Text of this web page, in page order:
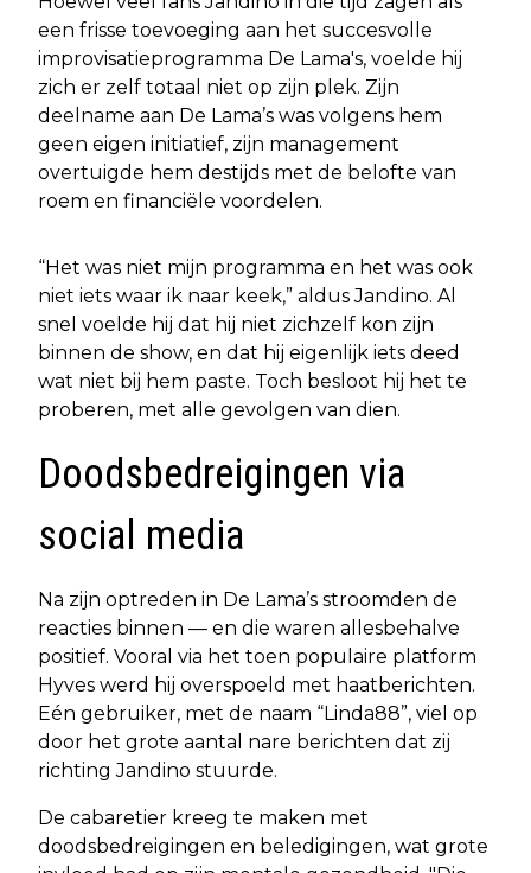
een frisse toevoeging aan het succesvolle
improvisatieprogramma De Lama's, voelde hij
zich er zelf totaal niet op zijn plek. Zijn
deelname aan De Lama’s was volgens hem
geen eigen initiatief, zijn management
overtuigde hem destijds met de belofte van
roem en financiële voordelen.
“Het was niet mijn programma en het was ook
niet iets waar ik naar keek,” aldus Jandino. Al
snel voelde hij dat hij niet zichzelf kon zijn
binnen de show, en dat hij eigenlijk iets deed
wat niet bij hem paste. Toch besloot hij het te
proberen, met alle gevolgen van dien.
Doodsbedreigingen via
social media
Na zijn optreden in De Lama’s stroomden de
reacties binnen — en die waren allesbehalve
positief. Vooral via het toen populaire platform
Hyves werd hij overspoeld met haatberichten.
Eén gebruiker, met de naam “Linda88”, viel op
door het grote aantal nare berichten dat zij
richting Jandino stuurde.
De cabaretier kreeg te maken met
doodsbedreigingen en beledigingen, wat grote